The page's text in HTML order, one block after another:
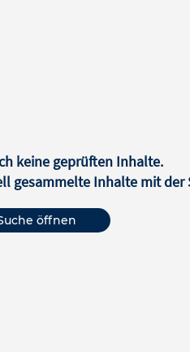
keine geprüften Inhalte.
gesammelte Inhalte mit der
öffnen